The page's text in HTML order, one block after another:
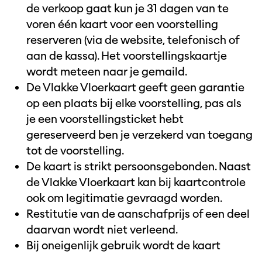
de verkoop gaat kun je 31 dagen van te
voren één kaart voor een voorstelling
reserveren (via de website, telefonisch of
aan de kassa). Het voorstellingskaartje
wordt meteen naar je gemaild.
De Vlakke Vloerkaart geeft geen garantie
op een plaats bij elke voorstelling, pas als
je een voorstellingsticket hebt
gereserveerd ben je verzekerd van toegang
tot de voorstelling.
De kaart is strikt persoonsgebonden. Naast
de Vlakke Vloerkaart kan bij kaartcontrole
ook om legitimatie gevraagd worden.
Restitutie van de aanschafprijs of een deel
daarvan wordt niet verleend.
Bij oneigenlijk gebruik wordt de kaart